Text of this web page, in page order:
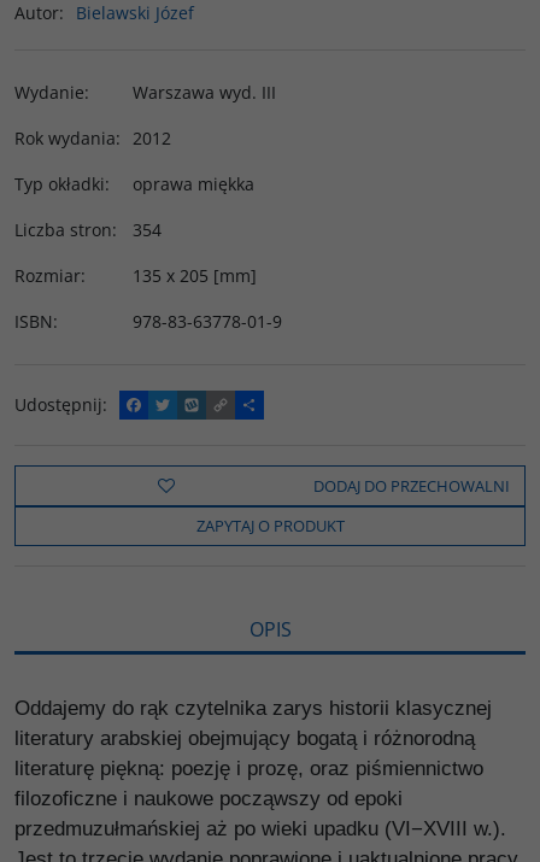
Autor: Bielawski Józef
Wydanie:
Warszawa wyd. III
Rok wydania: 2012
Typ okładki:
oprawa miękka
Liczba stron:
354
Rozmiar:
135 x 205 [mm]
ISBN: 978-83-63778-01-9
Udostępnij:
F
a
e
o
k
T
w
t
t
e
W
y
o
C
o
y
i
n
k
P
o
z
e
l
s
DODAJ DO PRZECHOWALNI
ZAPYTAJ O PRODUKT
OPIS
Oddajemy do rąk czytelnika zarys historii klasycznej
literatury arabskiej obejmujący bogatą i różnorodną
literaturę piękną: poezję i prozę, oraz piśmiennictwo
filozoficzne i naukowe począwszy od epoki
przedmuzułmańskiej aż po wieki upadku (VI−XVIII w.).